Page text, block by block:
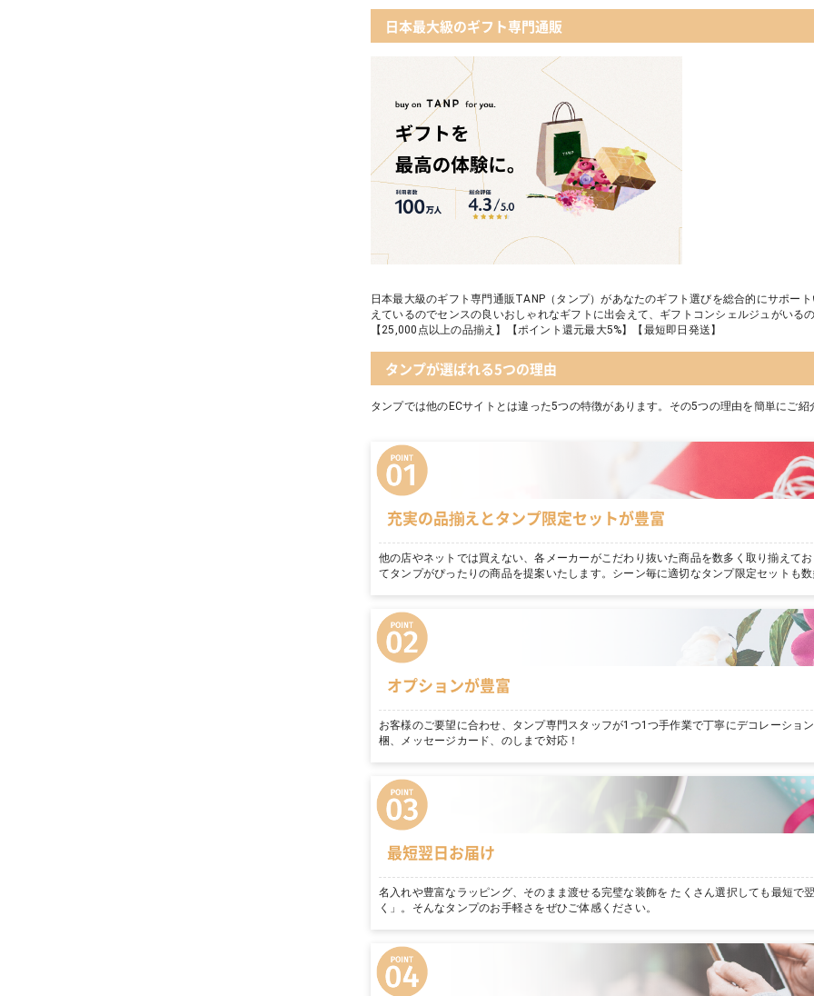
日本最大級のギフト専門通販
日本最大級のギフト専門通販TANP（タンプ）があなたのギフト選びを総合的にサポー
えているのでセンスの良いおしゃれなギフトに出会えて、ギフトコンシェルジュがいる
【25,000点以上の品揃え】【ポイント還元最大5%】【最短即日発送】
タンプが選ばれる5つの理由
タンプでは他のECサイトとは違った5つの特徴があります。その5つの理由を簡単にご紹
充実の品揃えとタンプ限定セットが豊富
他の店やネットでは買えない、各メーカーがこだわり抜いた商品を数多く取り揃えて
てタンプがぴったりの商品を提案いたします。シーン毎に適切なタンプ限定セットも数
オプションが豊富
お客様のご要望に合わせ、タンプ専門スタッフが1つ1つ手作業で丁寧にデコレーショ
梱、メッセージカード、のしまで対応！
最短翌日お届け
名入れや豊富なラッピング、そのまま渡せる完璧な装飾を たくさん選択しても最短で
く」。そんなタンプのお手軽さをぜひご体感ください。